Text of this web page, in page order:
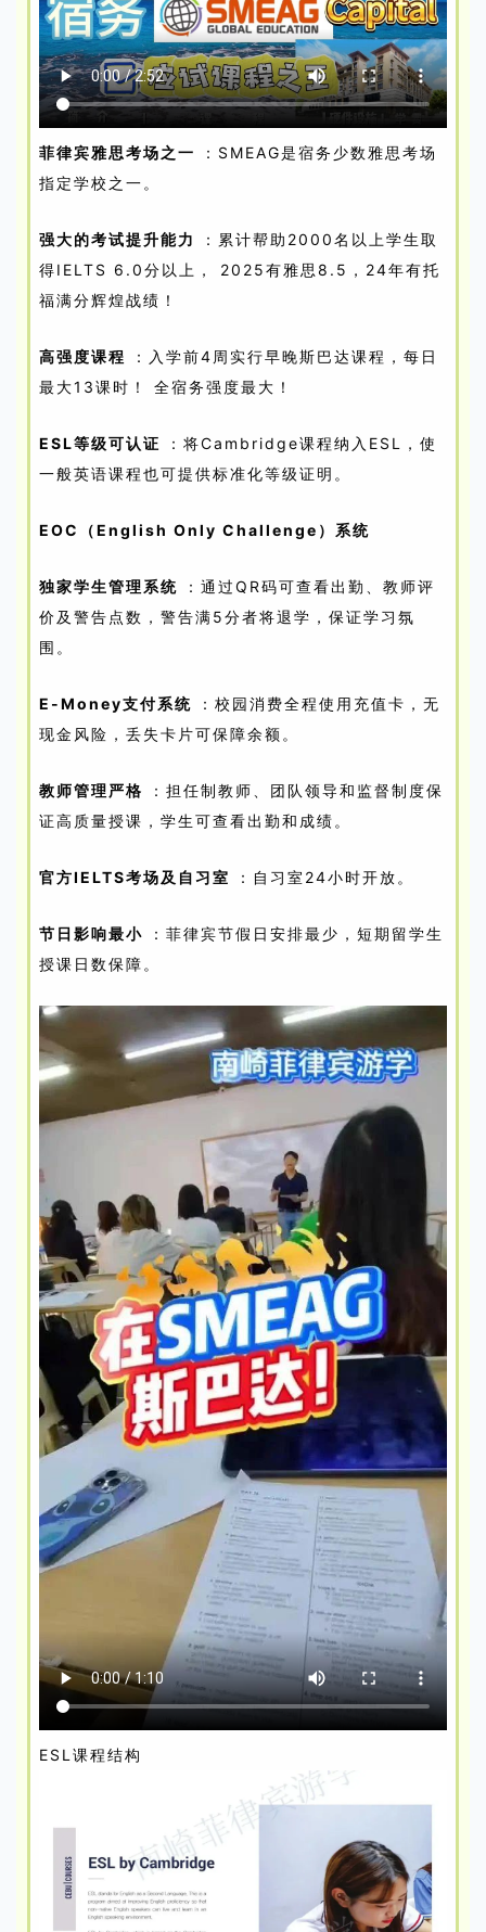
菲律宾雅思考场之一
：SMEAG是宿务少数雅思考场
指定学校之一。
强大的考试提升能力
：累计帮助2000名以上学生取
得IELTS 6.0分以上， 2025有雅思8.5，24年有托
福满分辉煌战绩！
高强度课程
：入学前4周实行早晚斯巴达课程，每日
最大13课时！ 全宿务强度最大！
ESL等级可认证
：将Cambridge课程纳入ESL，使
一般英语课程也可提供标准化等级证明。
EOC（English Only Challenge）系统
独家学生管理系统
：通过QR码可查看出勤、教师评
价及警告点数，警告满5分者将退学，保证学习氛
围。
E-Money支付系统
：校园消费全程使用充值卡，无
现金风险，丢失卡片可保障余额。
教师管理严格
：担任制教师、团队领导和监督制度保
证高质量授课，学生可查看出勤和成绩。
官方IELTS考场及自习室 ：自习室24小时开放。
节日影响最小
：菲律宾节假日安排最少，短期留学生
授课日数保障。
ESL课程结构